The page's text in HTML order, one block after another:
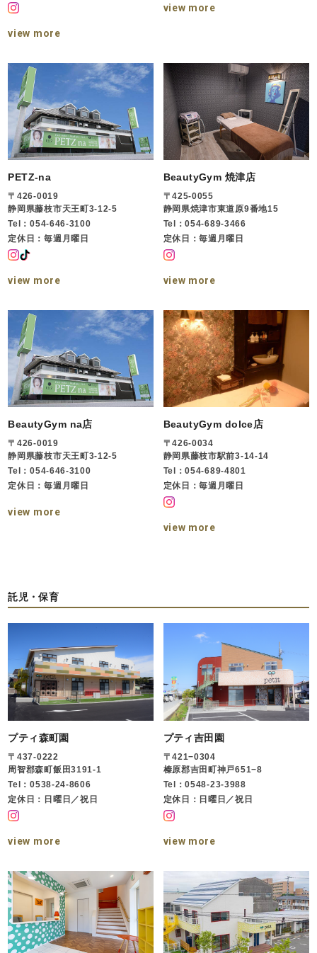
view more
view more
PETZ-na
〒426-0019
静岡県藤枝市天王町3-12-5
Tel：054-646-3100
定休日：毎週月曜日
view more
BeautyGym 焼津店
〒425-0055
静岡県焼津市東道原9番地15
Tel：054-689-3466
定休日：毎週月曜日
view more
BeautyGym na店
〒426-0019
静岡県藤枝市天王町3-12-5
Tel：054-646-3100
定休日：毎週月曜日
view more
BeautyGym dolce店
〒426-0034
静岡県藤枝市駅前3-14-14
Tel：054-689-4801
定休日：毎週月曜日
view more
託児・保育
プティ森町園
〒437-0222
周智郡森町飯田3191-1
Tel：0538-24-8606
定休日：日曜日／祝日
view more
プティ吉田園
〒421−0304
榛原郡吉田町神戸651−8
Tel：0548-23-3988
定休日：日曜日／祝日
view more